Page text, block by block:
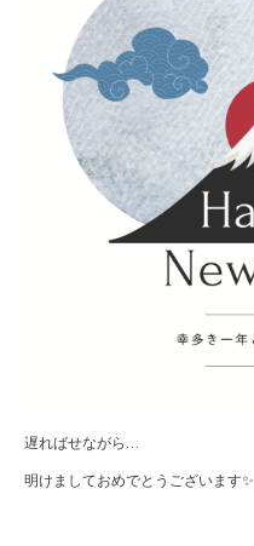
遅ればせながら…
明けましておめでとうございます✨